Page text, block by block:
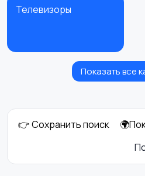
Телевизоры
Акустика, колонки,Показать все
👉 Сохранить поиск